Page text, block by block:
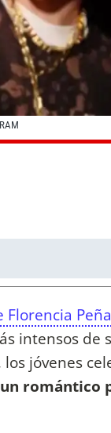
Peña
intensos
jóvenes
romántico